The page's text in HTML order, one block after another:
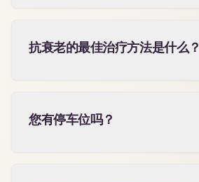
抗衰老的最佳治疗方法是什么？
您有停车位吗？